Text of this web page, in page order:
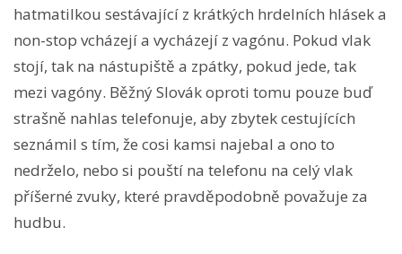
hatmatilkou sestávající z krátkých hrdelních hlásek a
non-stop vcházejí a vycházejí z vagónu. Pokud vlak
stojí, tak na nástupiště a zpátky, pokud jede, tak
mezi vagóny. Běžný Slovák oproti tomu pouze buď
strašně nahlas telefonuje, aby zbytek cestujících
seznámil s tím, že cosi kamsi najebal a ono to
nedrželo, nebo si pouští na telefonu na celý vlak
příšerné zvuky, které pravděpodobně považuje za
hudbu.